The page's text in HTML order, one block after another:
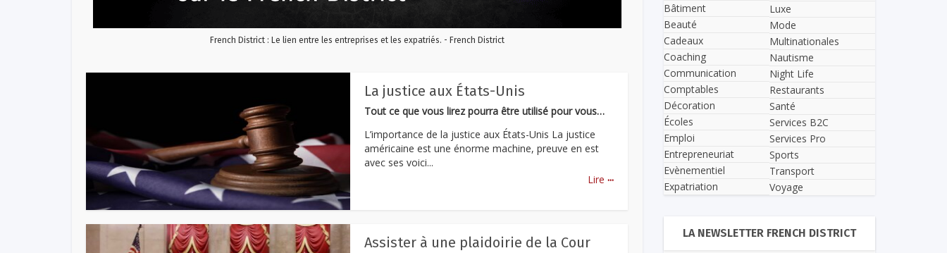
French District : Le lien entre les entreprises et les expatriés. - French District
La justice aux États-Unis
Tout ce que vous lirez pourra être utilisé pour vous…
L’importance de la justice aux États-Unis La justice
américaine est une énorme machine, preuve en est
avec ses voici...
Lire ...
Assister à une plaidoirie de la Cour
Bâtiment
Beauté
Cadeaux
Coaching
Communication
Comptables
Décoration
Écoles
Emploi
Entrepreneuriat
Evènementiel
Expatriation
Luxe
Mode
Multinationales
Nautisme
Night Life
Restaurants
Santé
Services B2C
Services Pro
Sports
Transport
Voyage
LA NEWSLETTER FRENCH DISTRICT